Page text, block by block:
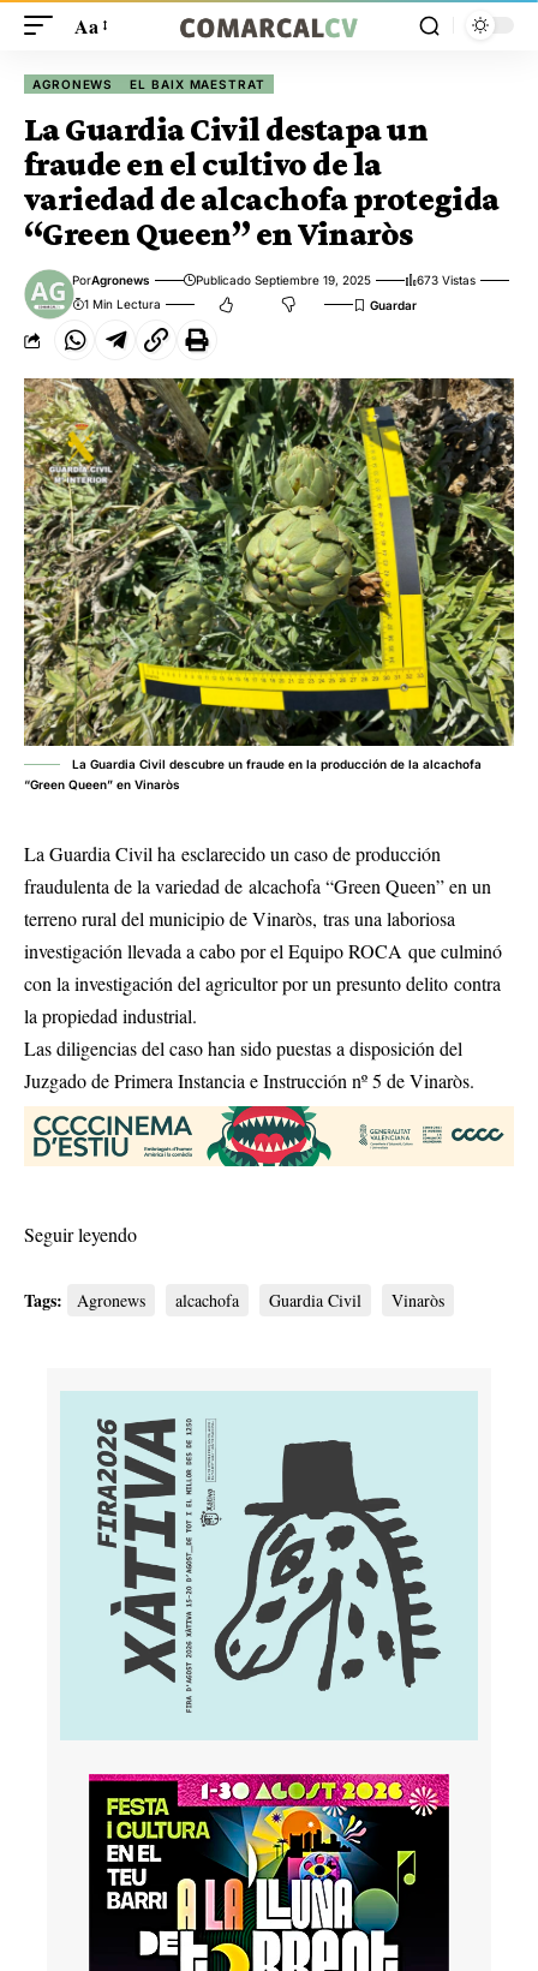
Aa
AGRONEWS EL BAIX MAESTRAT
La Guardia Civil destapa un
fraude en el cultivo de la
variedad de alcachofa protegida
“Green Queen” en Vinaròs
PorAgronews Publicado Septiembre 19, 2025
673 Vistas
1 Min Lectura
La Guardia Civil descubre un fraude en la producción de la alcachofa
“Green Queen” en Vinaròs
La Guardia Civil ha esclarecido un caso de producción
fraudulenta de la variedad de alcachofa “Green Queen” en un
terreno rural del municipio de Vinaròs, tras una laboriosa
investigación llevada a cabo por el Equipo ROCA que culminó
con la investigación del agricultor por un presunto delito contra
la propiedad industrial.
Las diligencias del caso han sido puestas a disposición del
Juzgado de Primera Instancia e Instrucción nº 5 de Vinaròs.
Seguir leyendo
Tags: Agronews alcachofa Guardia Civil Vinaròs